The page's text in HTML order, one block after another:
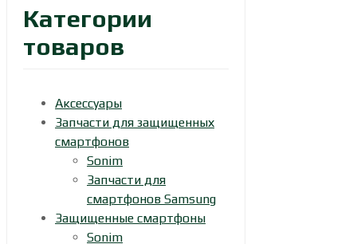
Категории
товаров
Аксессуары
Запчасти для защищенных
смартфонов
Sonim
Запчасти для
смартфонов Samsung
Защищенные смартфоны
Sonim